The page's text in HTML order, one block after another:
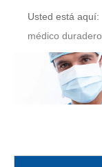
Usted está aquí:
médico duradero